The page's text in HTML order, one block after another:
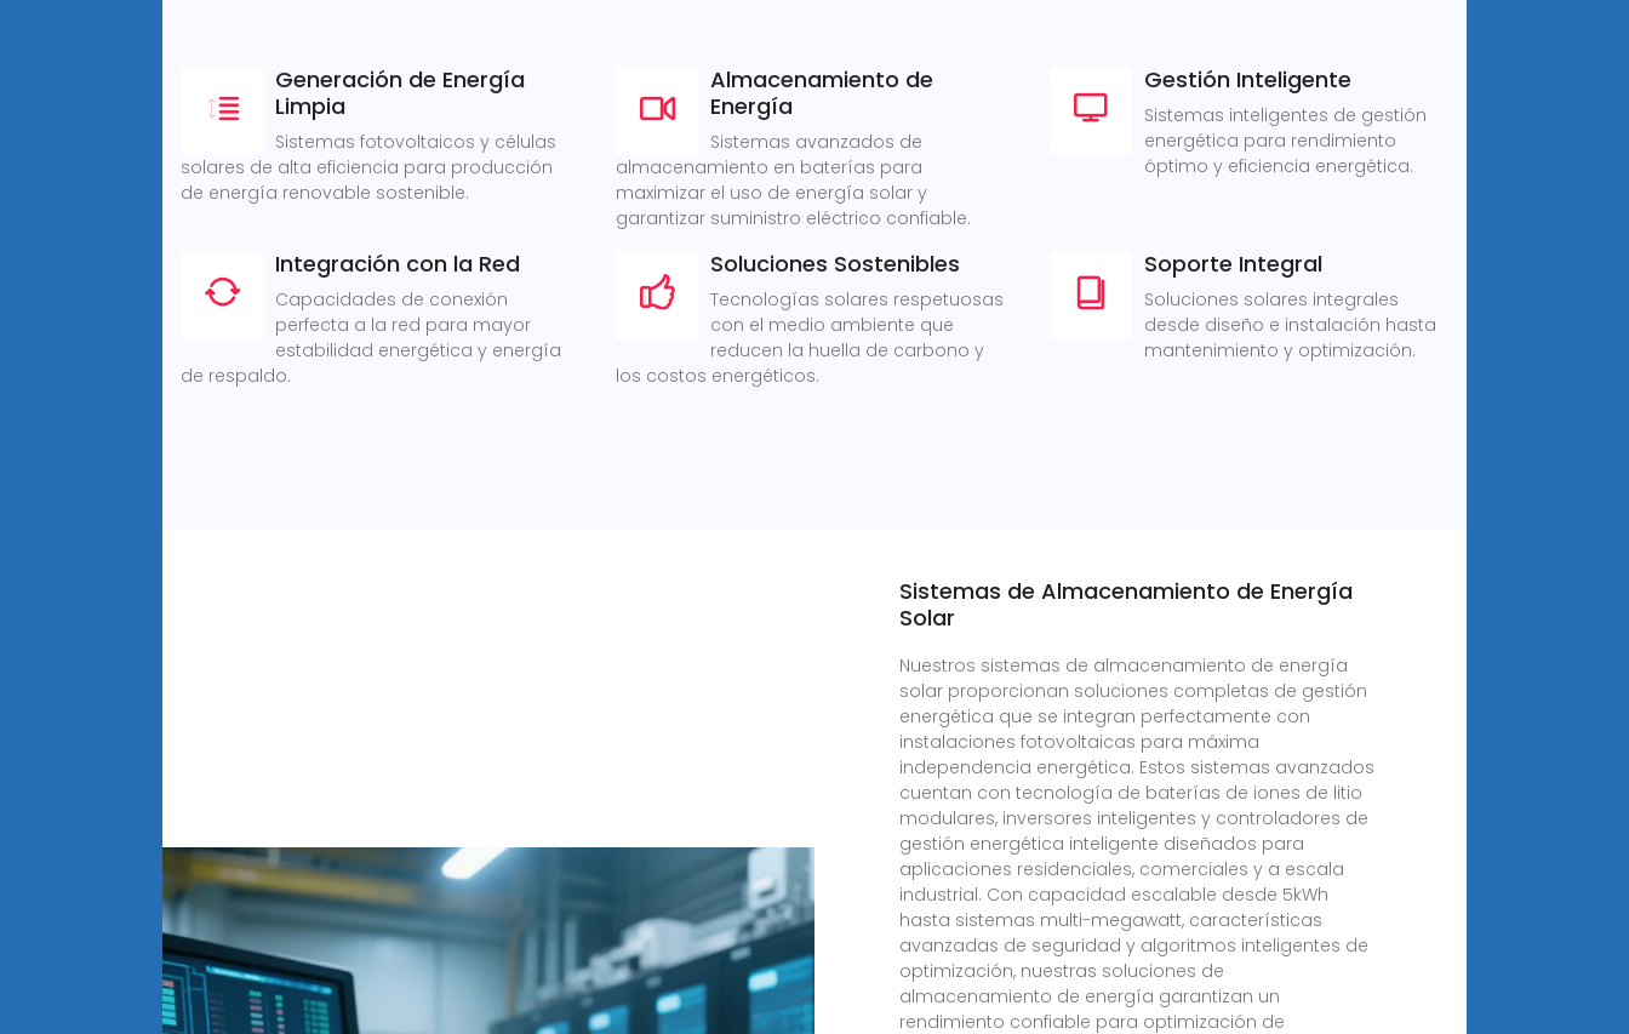
Generación de Energía
Limpia
Sistemas fotovoltaicos y células
solares de alta eficiencia para producción
de energía renovable sostenible.
Almacenamiento de
Energía
Sistemas avanzados de
almacenamiento en baterías para
maximizar el uso de energía solar y
garantizar suministro eléctrico confiable.
Gestión Inteligente
Sistemas inteligentes de gestión
energética para rendimiento
óptimo y eficiencia energética.
Integración con la Red
Capacidades de conexión
perfecta a la red para mayor
estabilidad energética y energía
de respaldo.
Soluciones Sostenibles
Tecnologías solares respetuosas
con el medio ambiente que
reducen la huella de carbono y
los costos energéticos.
Soporte Integral
Soluciones solares integrales
desde diseño e instalación hasta
mantenimiento y optimización.
Sistemas de Almacenamiento de Energía
Solar
Nuestros sistemas de almacenamiento de energía
solar proporcionan soluciones completas de gestión
energética que se integran perfectamente con
instalaciones fotovoltaicas para máxima
independencia energética. Estos sistemas avanzados
cuentan con tecnología de baterías de iones de litio
modulares, inversores inteligentes y controladores de
gestión energética inteligente diseñados para
aplicaciones residenciales, comerciales y a escala
industrial. Con capacidad escalable desde 5kWh
hasta sistemas multi-megawatt, características
avanzadas de seguridad y algoritmos inteligentes de
optimización, nuestras soluciones de
almacenamiento de energía garantizan un
rendimiento confiable para optimización de